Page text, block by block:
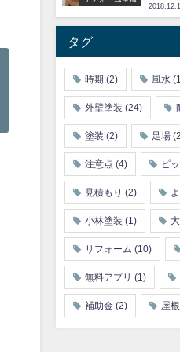
タグ
時期 (2) 風水
外壁塗装 (24)
塗装 (2) 足場
注意点 (4) ピ
見積もり (2)
小林塗装 (1)
リフォーム (10)
無料アプリ (1)
補助金(2) 屋根